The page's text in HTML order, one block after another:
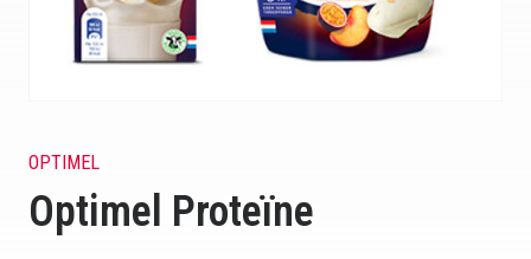
OPTIMEL
Optimel Proteïne